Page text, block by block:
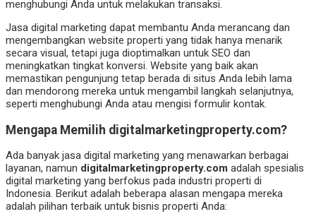
menghubungi Anda untuk melakukan transaksi.
Jasa digital marketing dapat membantu Anda merancang dan
mengembangkan website properti yang tidak hanya menarik
secara visual, tetapi juga dioptimalkan untuk SEO dan
meningkatkan tingkat konversi. Website yang baik akan
memastikan pengunjung tetap berada di situs Anda lebih lama
dan mendorong mereka untuk mengambil langkah selanjutnya,
seperti menghubungi Anda atau mengisi formulir kontak.
Mengapa Memilih digitalmarketingproperty.com?
Ada banyak jasa digital marketing yang menawarkan berbagai
layanan, namun digitalmarketingproperty.com adalah spesialis
digital marketing yang berfokus pada industri properti di
Indonesia. Berikut adalah beberapa alasan mengapa mereka
adalah pilihan terbaik untuk bisnis properti Anda: